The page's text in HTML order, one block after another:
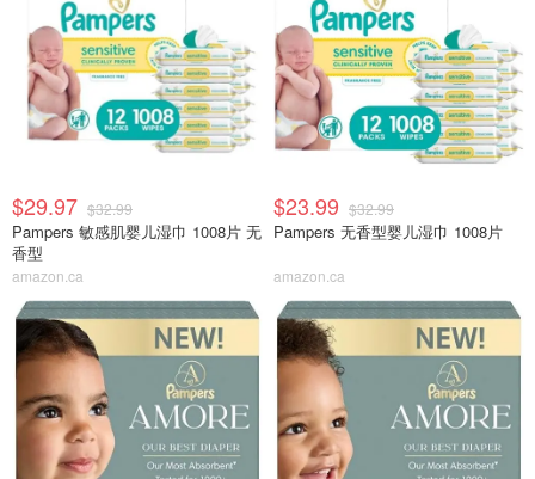
$29.97 $32.99
Pampers 敏感肌婴儿湿巾 1008片 无
香型
amazon.ca
$23.99 $32.99
Pampers 无香型婴儿湿巾 1008片
amazon.ca